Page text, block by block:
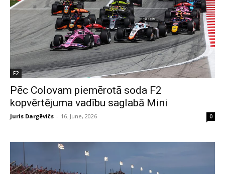
F2
Pēc Colovam piemērotā soda F2
kopvērtējuma vadību saglabā Mini
Juris Dargēvičs - 16. June, 2026 0